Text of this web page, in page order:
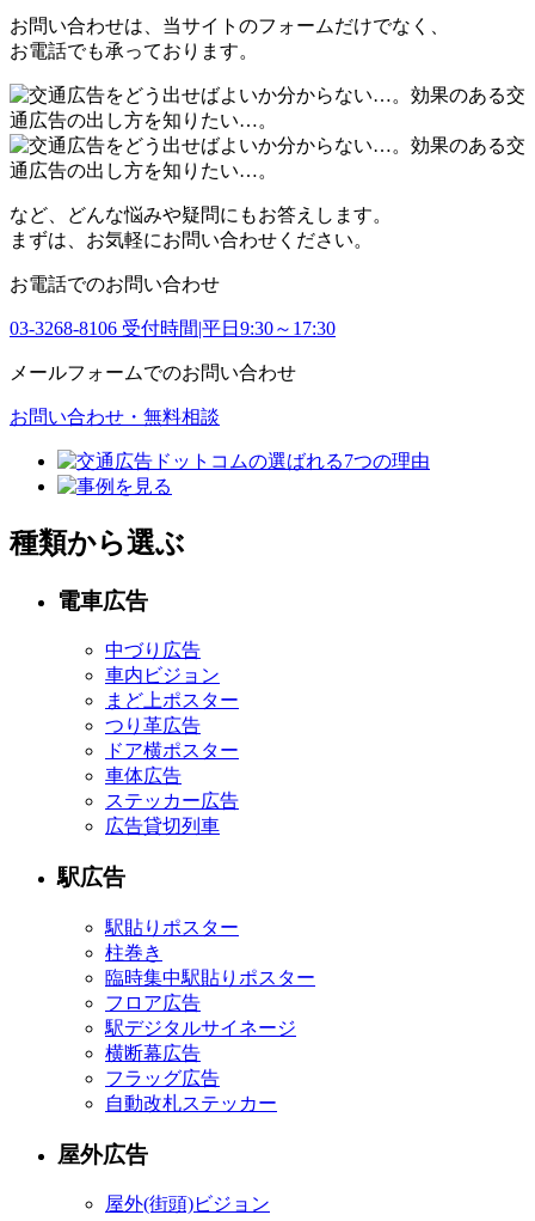
お問い合わせは、当サイトのフォームだけでなく、
お電話でも承っております。
など、どんな悩みや疑問にもお答えします。
まずは、お気軽にお問い合わせください。
お電話でのお問い合わせ
03-3268-8106 受付時間|平日9:30～17:30
メールフォームでのお問い合わせ
お問い合わせ・無料相談
種類から選ぶ
電車広告
中づり広告
車内ビジョン
まど上ポスター
つり革広告
ドア横ポスター
車体広告
ステッカー広告
広告貸切列車
駅広告
駅貼りポスター
柱巻き
臨時集中駅貼りポスター
フロア広告
駅デジタルサイネージ
横断幕広告
フラッグ広告
自動改札ステッカー
屋外広告
屋外(街頭)ビジョン